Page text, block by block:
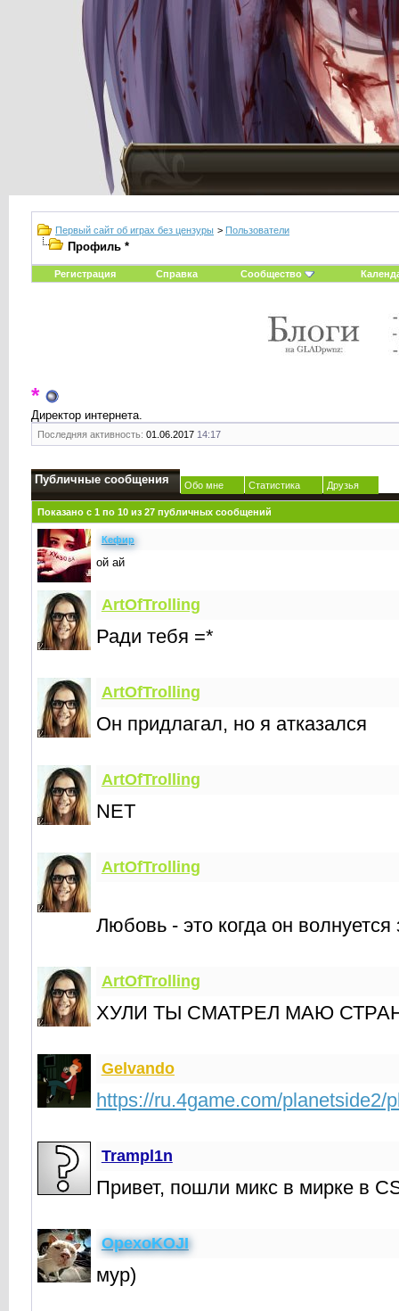
Первый сайт об играх без цензуры > Пользователи
Профиль *
Регистрация Справка Сообщество
*
Директор интернета.
Последняя активность: 01.06.2017 14:17
Публичные сообщения Обо мне Статистика Друзья
Показано с 1 по 10из 27публичных сообщений
Кефир
ой ай
ArtOfTrolling
Ради тебя =*
ArtOfTrolling
Он придлагал, но я атказался
ArtOfTrolling
NET
ArtOfTrolling
Любовь - это когда он
ArtOfTrolling
ХУЛИ ТЫ СМАТРЕЛ МАЮ
Gelvando
https://ru.4game.com/planetside2/
Trampl1n
Привет, пошли микс в мирке в
OpexoKOJI
мур)